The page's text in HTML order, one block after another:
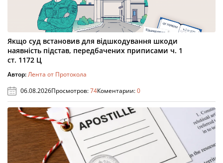
Якщо суд встановив для відшкодування шкоди
наявність підстав, передбачених приписами ч. 1
ст. 1172 Ц
Автор:Лента от Протокола
06.08.2026Просмотров:74Коментарии:0